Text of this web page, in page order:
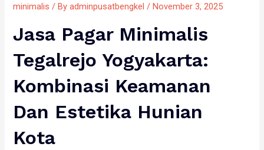
minimalis / Byadminpusatbengkel/November 3, 2025
Jasa Pagar Minimalis
Tegalrejo Yogyakarta:
Kombinasi Keamanan
Dan Estetika Hunian
Kota